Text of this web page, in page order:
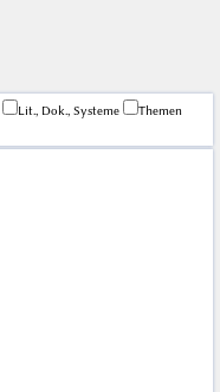
Lit., Dok., Systeme
Themen